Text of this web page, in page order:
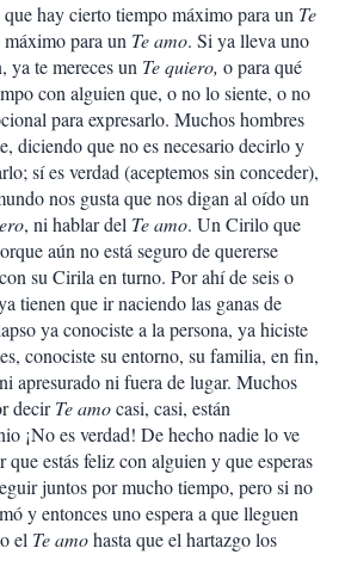
hay cierto tiempo máximo para un Te
para un Te amo. Si ya lleva uno
ya te mereces un Te quiero, o para qué
con alguien que, o no lo siente, o no
para expresarlo. Muchos hombres
diciendo que no es necesario decirlo y
sí es verdad (aceptemos sin conceder),
nos gusta que nos digan al oído un
, ni hablar del Te amo. Un Cirilo que
aún no está seguro de quererse
su Cirila en turno. Por ahí de seis o
tienen que ir naciendo las ganas de
ya conociste a la persona, ya hiciste
conociste su entorno, su familia, en fin,
apresurado ni fuera de lugar. Muchos
decirTe amocasi, casi, están
¡No es verdad! De hecho nadie lo ve
que estás feliz con alguien y que esperas
juntos por mucho tiempo, pero si no
y entonces uno espera a que lleguen
o el Te amohasta que el hartazgo los